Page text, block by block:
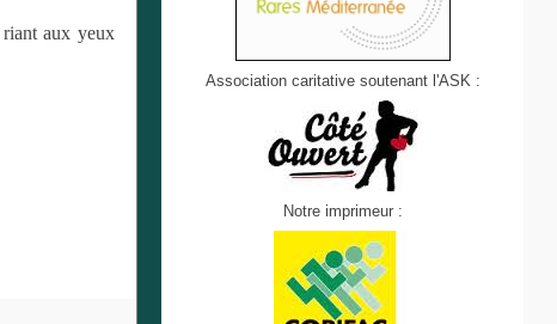
riant aux yeux
Association caritative soutenant l'ASK :
Notre imprimeur :